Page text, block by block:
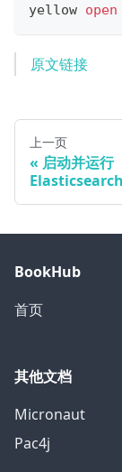
yellow open
原文链接
上一页
启动并运行
Elasticsearch
BookHub
首页
其他文档
Micronaut
Pac4j